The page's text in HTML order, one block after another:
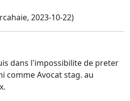
2023-10-22)
dans l'impossibilite de preter
comme Avocat stag. au